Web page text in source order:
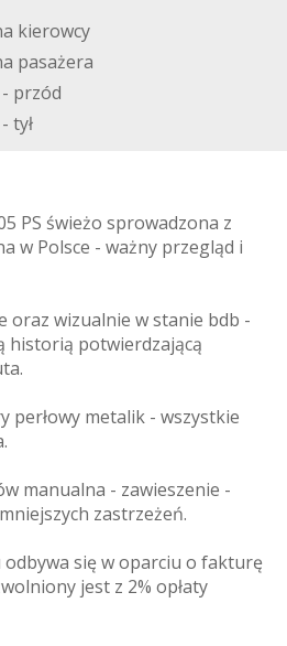
a kierowcy
a pasażera
- przód
- tył
PS świeżo sprowadzona z
w Polsce - ważny przegląd i
oraz wizualnie w stanie bdb -
historią potwierdzającą
perłowy metalik - wszystkie
manualna - zawieszenie -
zastrzeżeń.
odbywa się w oparciu o fakturę
jest z 2% opłaty